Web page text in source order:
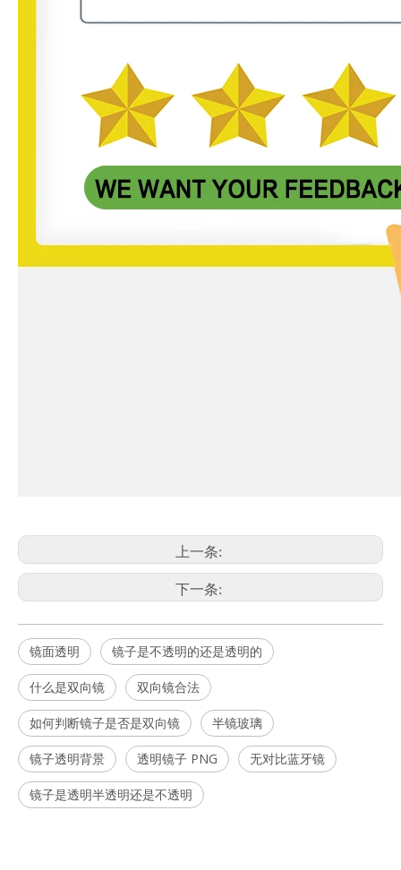
上一条:
下一条:
镜面透明 镜子是不透明的还是透明的
什么是双向镜 双向镜合法
如何判断镜子是否是双向镜 半镜玻璃
镜子透明背景 透明镜子 PNG 无对比蓝牙镜
镜子是透明半透明还是不透明